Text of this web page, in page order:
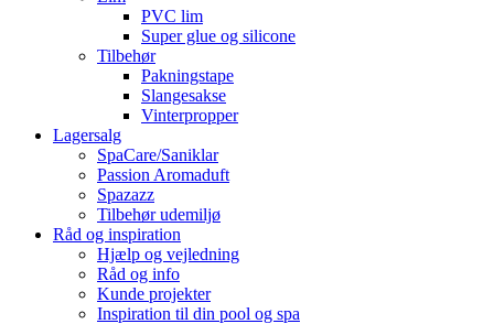
PVC lim
Super glue og silicone
Tilbehør
Pakningstape
Slangesakse
Vinterpropper
Lagersalg
SpaCare/Saniklar
Passion Aromaduft
Spazazz
Tilbehør udemiljø
Råd og inspiration
Hjælp og vejledning
Råd og info
Kunde projekter
Inspiration til din pool og spa